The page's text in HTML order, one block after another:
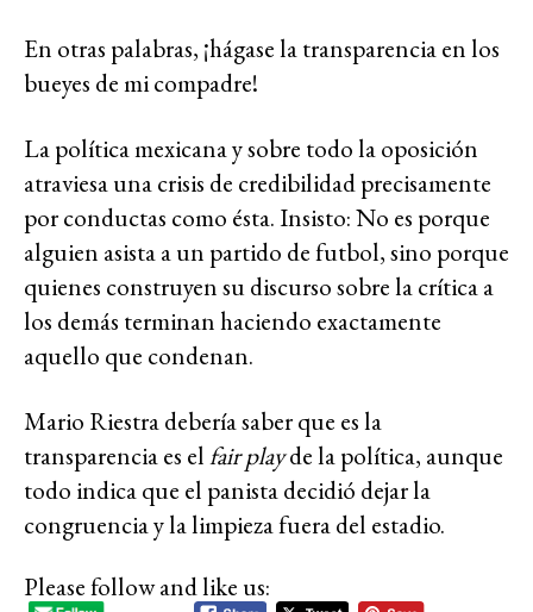
En otras palabras, ¡hágase la transparencia en los
bueyes de mi compadre!
La política mexicana y sobre todo la oposición
atraviesa una crisis de credibilidad precisamente
por conductas como ésta. Insisto: No es porque
alguien asista a un partido de futbol, sino porque
quienes construyen su discurso sobre la crítica a
los demás terminan haciendo exactamente
aquello que condenan.
Mario Riestra debería saber que es la
transparencia es elfair playde la política, aunque
todo indica que el panista decidió dejar la
congruencia y la limpieza fuera del estadio.
Please follow and like us: